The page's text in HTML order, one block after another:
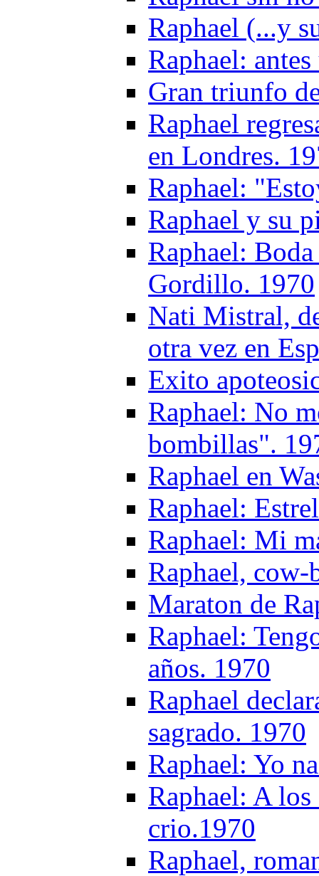
Raphael (...y
Raphael:
Gran triunfo
Raphael
en Londres.
Raphael:
Raphael y su
Raphael:
Gordillo. 1970
Nati Mistral,
otra vez en
Exito
Raphael: No
bombillas".
Raphael en
Raphael:
Raphael: Mi
Raphael,
Maraton de
Raphael:
años. 1970
Raphael
sagrado. 1970
Raphael: Yo
Raphael: A
crio.1970
Raphael,